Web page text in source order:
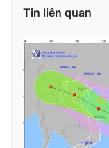
Ðiện thoại Thời báo
Liên hệ quảng cáo:
Tin liên quan